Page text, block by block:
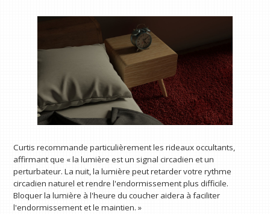
Curtis recommande particulièrement les rideaux occultants,
affirmant que « la lumière est un signal circadien et un
perturbateur. La nuit, la lumière peut retarder votre rythme
circadien naturel et rendre l'endormissement plus difficile.
Bloquer la lumière à l'heure du coucher aidera à faciliter
l'endormissement et le maintien. »